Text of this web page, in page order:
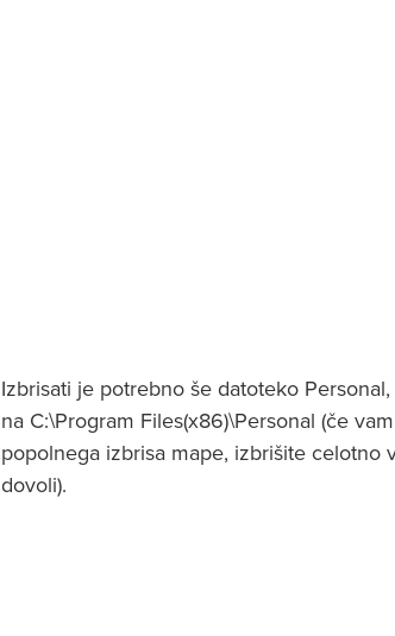
Izbrisati je potrebno še datoteko
na C:\Program Files(x86)\Personal (če
popolnega izbrisa mape, izbrišite celotno
dovoli).